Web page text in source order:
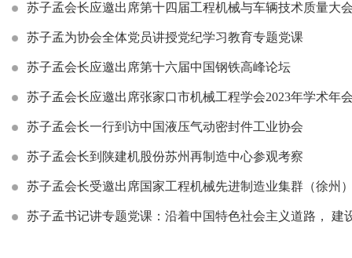
苏子孟会长应邀出席第十四届工程机械与车辆技术质量大
苏子孟为协会全体党员讲授党纪学习教育专题党课
苏子孟会长应邀出席第十六届中国钢铁高峰论坛
苏子孟会长应邀出席张家口市机械工程学会2023年学术年
苏子孟会长一行到访中国液压气动密封件工业协会
苏子孟会长到陕建机股份苏州再制造中心参观考察
苏子孟会长受邀出席国家工程机械先进制造业集群（徐州
苏子孟书记讲专题党课：沿着中国特色社会主义道路， 建